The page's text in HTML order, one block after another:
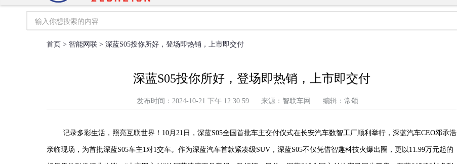
首页 > 智能网联 > 深蓝S05投你所好，登场即热销，上市即交付
深蓝S05投你所好，登场即热销，上市即交付
发布时间：2024-10-21 下午 12:30:59 来源：智联车网 编辑：常颂
记录多彩生活，照亮互联世界！ 10月21日 ， 深蓝S05全国首批车主交付仪式在长安汽车数智工厂顺利举行，深蓝汽车CEO邓承浩
亲临现场，为首批深蓝S05车主1对1交车。作为深蓝汽车首款紧凑级SUV ， 深蓝S05不仅凭借智趣科技火爆出圈，更以11.99万元起的